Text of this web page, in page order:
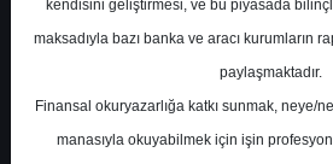
Ortalama Fiyat Tahmini
Ortalama Getiri Potansiyeli
kendisini geliştirmesi, ve bu piyasada bilinçli
maksadıyla bazı banka ve aracı kurumların
paylaşmaktadır.
Finansal okuryazarlığa katkı sunmak, neye/
manasıyla okuyabilmek için işin